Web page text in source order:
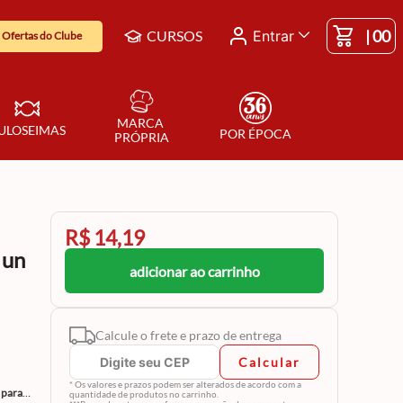
Ofertas do Clube CURSOS Entrar |00
MARCA
PRÓPRIA
POR ÉPOCA
R$ 14,19
adicionar ao carrinho
Calcule o frete e prazo de entrega
Calcular
* Os valores e prazos podem ser alterados de acordo com a
quantidade de produtos no carrinho.